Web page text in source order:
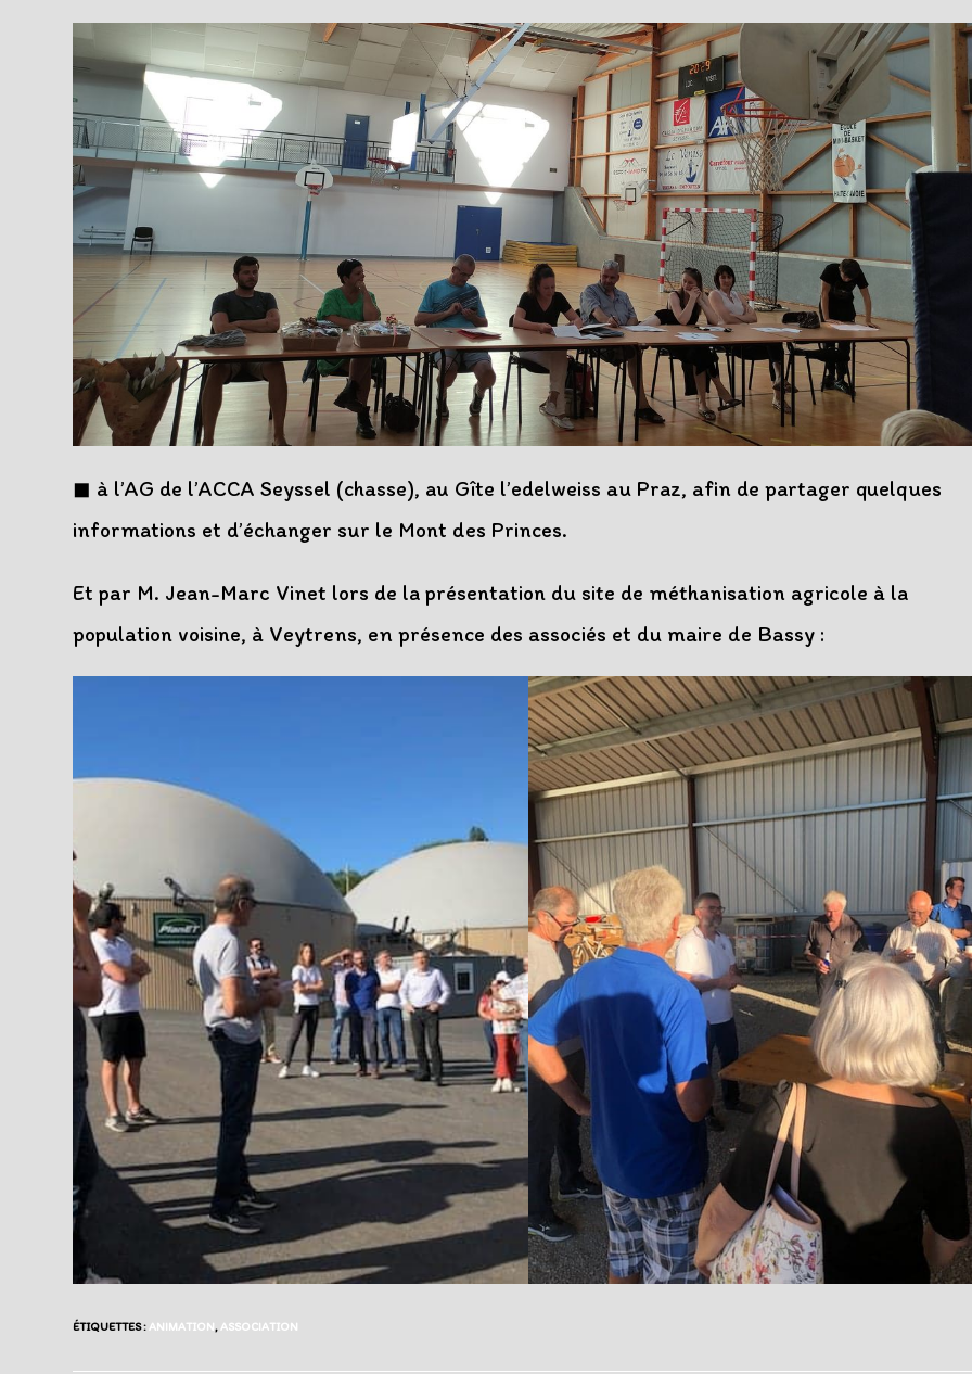
◼ à l’AG de l’ACCA Seyssel (chasse), au Gîte l’edelweiss au Praz, afin de partager quelques
informations et d’échanger sur le Mont des Princes.
Et par M. Jean-Marc Vinet lors de la présentation du site de méthanisation agricole à la
population voisine, à Veytrens, en présence des associés et du maire de Bassy :
ÉTIQUETTES : ANIMATION, ASSOCIATION